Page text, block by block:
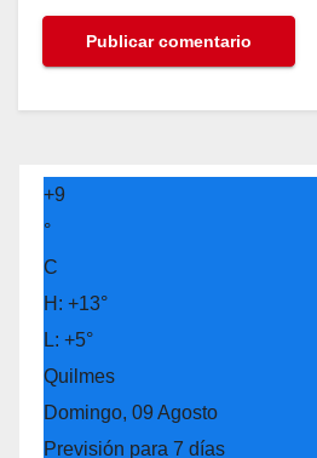
+9
°
C
H: +13°
L: +5°
Quilmes
Domingo, 09 Agosto
Previsión para 7 días